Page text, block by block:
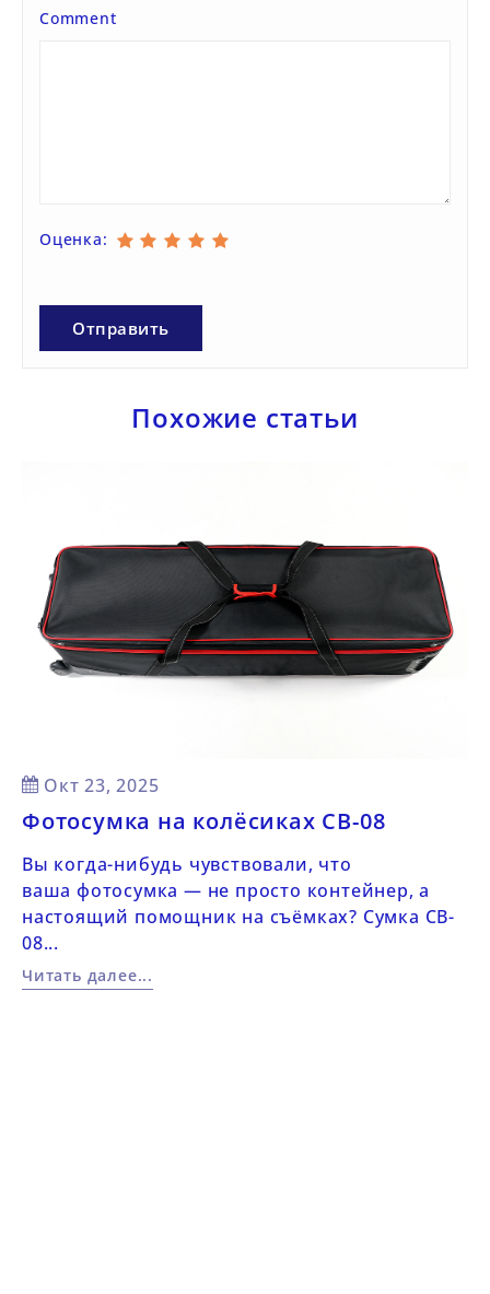
Comment
Оценка:
Похожие статьи
Окт23,2025
Фотосумка на колёсиках CB-08
Вы когда-нибудь чувствовали, что
ваша фотосумка — не просто контейнер, а
настоящий помощник на съёмках? Сумка CB-
08...
Читать далее...